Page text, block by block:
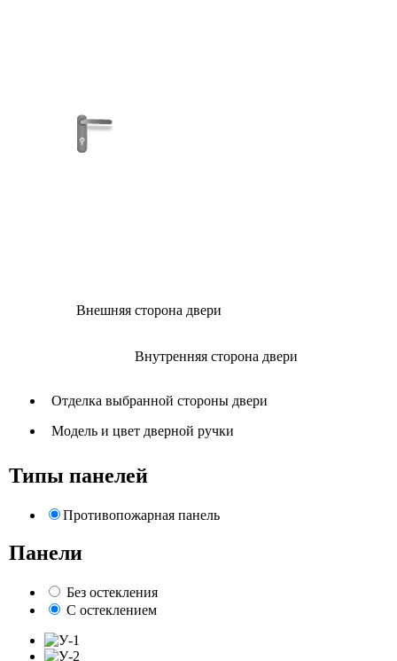
Внешняя сторона двери
Внутренняя сторона двери
Отделка выбранной стороны двери
Модель и цвет дверной ручки
Типы панелей
Противопожарная панель
Панели
Без остекления
С остеклением